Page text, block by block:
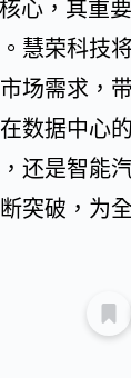
心，其重
慧荣科技
场需求，
数据中心
还是智能
突破，为